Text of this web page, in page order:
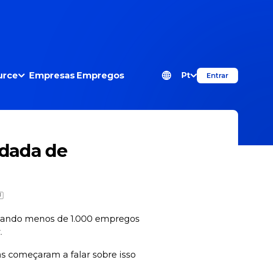
Empresas Empregos Pt Entrar
de
menos de 1.000 empregos
começaram a falar sobre isso